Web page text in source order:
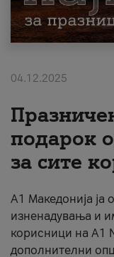
Поддршка
Надополни
За нас
#ПодобарОнлајн
04.12.2025
подарок
за сите
А1 Македонија ја
изненадувања и
корисници на A1
дополнителни